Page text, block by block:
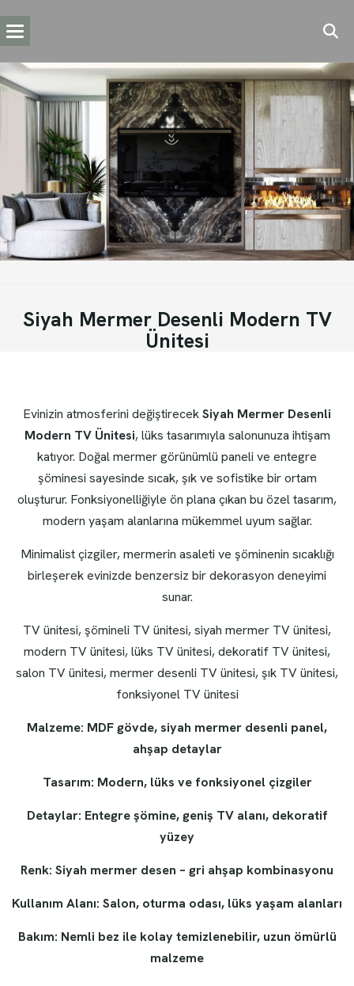
Siyah Mermer Desenli Modern TV
Ünitesi
Evinizin atmosferini değiştirecekSiyah Mermer Desenli
Modern TV Ünitesi, lüks tasarımıyla salonunuza ihtişam
katıyor. Doğal mermer görünümlü paneli ve entegre
şöminesi sayesinde sıcak, şık ve sofistike bir ortam
oluşturur. Fonksiyonelliğiyle ön plana çıkan bu özel tasarım,
modern yaşam alanlarına mükemmel uyum sağlar.
Minimalist çizgiler, mermerin asaleti ve şöminenin sıcaklığı
birleşerek evinizde benzersiz bir dekorasyon deneyimi
sunar.
TV ünitesi, şömineli TV ünitesi, siyah mermer TV ünitesi,
modern TV ünitesi, lüks TV ünitesi, dekoratif TV ünitesi,
salon TV ünitesi, mermer desenli TV ünitesi, şık TV ünitesi,
fonksiyonel TV ünitesi
Malzeme: MDF gövde, siyah mermer desenli panel,
ahşap detaylar
Tasarım: Modern, lüks ve fonksiyonel çizgiler
Detaylar: Entegre şömine, geniş TV alanı, dekoratif
yüzey
Renk: Siyah mermer desen – gri ahşap kombinasyonu
Kullanım Alanı: Salon, oturma odası, lüks yaşam alanları
Bakım: Nemli bez ile kolay temizlenebilir, uzun ömürlü
malzeme